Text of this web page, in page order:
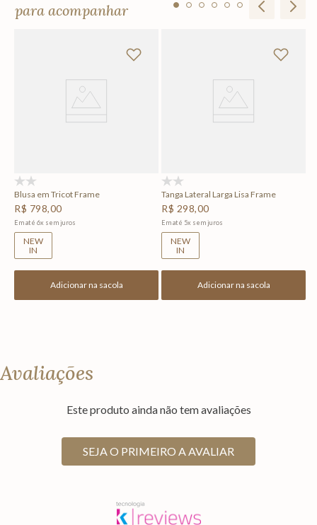
para acompanhar
Blusa em Tricot Frame
R$ 798,00
Em até 6x sem juros
NEW
IN
Adicionar na sacola
Tanga Lateral Larga Lisa Frame
R$ 298,00
Em até 5x sem juros
NEW
IN
Adicionar na sacola
Avaliações
Este produto ainda não tem avaliações
SEJA O PRIMEIRO A AVALIAR